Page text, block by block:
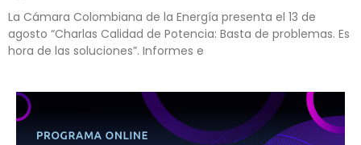
La Cámara Colombiana de la Energía presenta el 13 de
agosto “Charlas Calidad de Potencia: Basta de problemas. Es
hora de las soluciones”. Informes e